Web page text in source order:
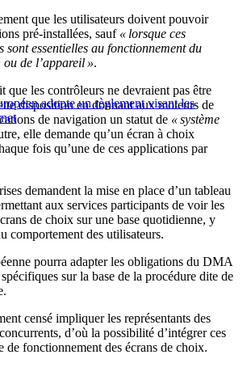
que les utilisateurs doivent pouvoir
pré-installées, sauf « lorsque ces
essentielles au fonctionnement du
ou de l’appareil ».
adopte un règlement visant les
que les contrôleurs ne devraient pas être
disposition en donnant aux moteurs de
de navigation un statut de « système
elle demande qu’un écran à choix
fois qu’une de ces applications par
demandent la mise en place d’un tableau
aux services participants de voir les
de choix sur une base quotidienne, y
comportement des utilisateurs.
pourra adapter les obligations du DMA
sur la base de la procédure dite de
censé impliquer les représentants des
d’où la possibilité d’intégrer ces
de fonctionnement des écrans de choix.